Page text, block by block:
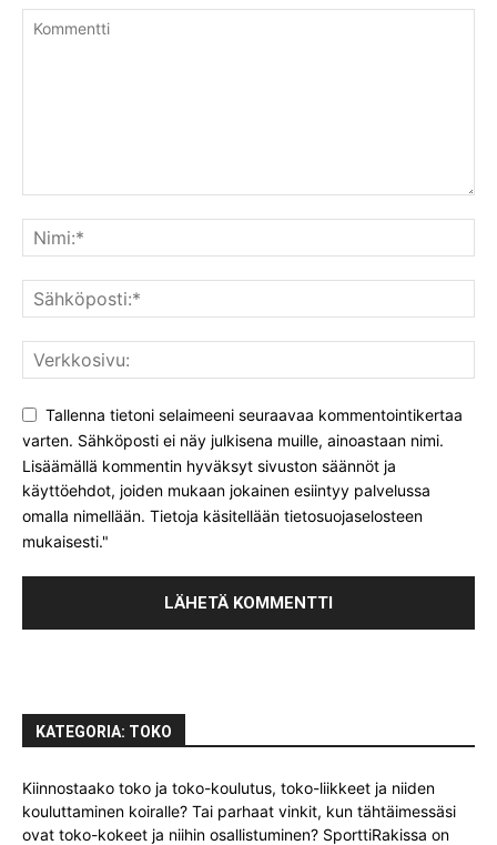
Tallenna tietoni selaimeeni seuraavaa kommentointikertaa
varten. Sähköposti ei näy julkisena muille, ainoastaan nimi.
Lisäämällä kommentin hyväksyt sivuston säännöt ja
käyttöehdot, joiden mukaan jokainen esiintyy palvelussa
omalla nimellään. Tietoja käsitellään tietosuojaselosteen
mukaisesti."
KATEGORIA: TOKO
Kiinnostaako toko ja toko-koulutus, toko-liikkeet ja niiden
kouluttaminen koiralle? Tai parhaat vinkit, kun tähtäimessäsi
ovat toko-kokeet ja niihin osallistuminen? SporttiRakissa on